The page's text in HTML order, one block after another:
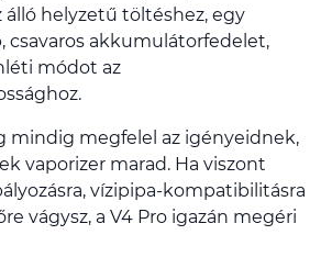
álló helyzetű töltéshez, egy
csavaros akkumulátorfedelet,
módot az
mindig megfelel az igényeidnek,
vaporizer marad. Ha viszont
vízipipa-kompatibilitásra
vágysz, a V4 Pro igazán megéri